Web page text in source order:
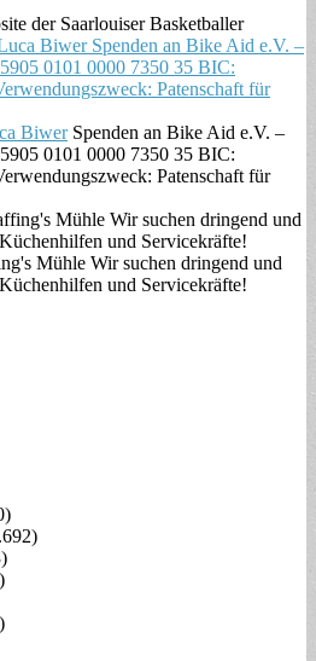
der Saarlouiser Basketballer
BiwerSpenden an Bike Aid e.V. –
0101 0000 7350 35 BIC:
Patenschaft für
Mühle Wir suchen dringend und
und Servicekräfte!